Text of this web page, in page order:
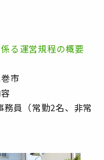
る運営規程の概要
市
員（常勤2名、非常